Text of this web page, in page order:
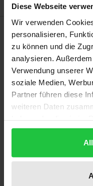
Diese Webseite
Wir verwenden
personalisieren,
zu können und die
analysieren.
Verwendung unserer
soziale Medien,
Partner führen diese
weiteren Daten
gesammelt haben.
Beschreibung
Trotz aktueller
Freiheit ist der Sinn
ein klar umrissenes
darzustellen.
Diskussionen um
Freiheit, so ist
einheitlichen
Komplexität der